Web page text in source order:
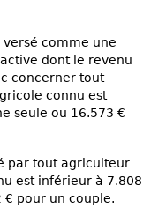
versé comme une
dont le revenu
concerner tout
connu est
seule ou 16.573 €
par tout agriculteur
est inférieur à 7.808
€ pour un couple.